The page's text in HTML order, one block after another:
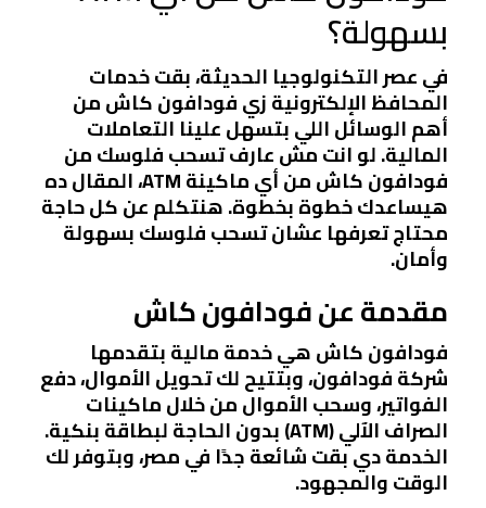
بسهولة؟
في عصر التكنولوجيا الحديثة، بقت خدمات
المحافظ الإلكترونية زي فودافون كاش من
أهم الوسائل اللي بتسهل علينا التعاملات
المالية. لو انت مش عارف تسحب فلوسك من
فودافون كاش من أي ماكينة ATM، المقال ده
هيساعدك خطوة بخطوة. هنتكلم عن كل حاجة
محتاج تعرفها عشان تسحب فلوسك بسهولة
وأمان.
مقدمة عن فودافون كاش
فودافون كاش هي خدمة مالية بتقدمها
شركة فودافون، وبتتيح لك تحويل الأموال، دفع
الفواتير، وسحب الأموال من خلال ماكينات
الصراف الآلي (ATM) بدون الحاجة لبطاقة بنكية.
الخدمة دي بقت شائعة جدًا في مصر، وبتوفر لك
الوقت والمجهود.